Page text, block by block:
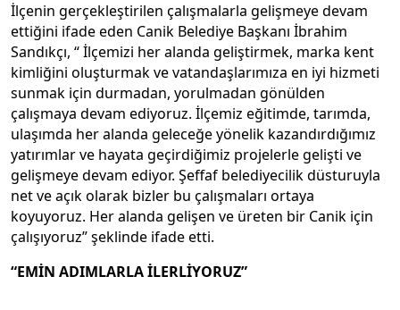
İlçenin gerçekleştirilen çalışmalarla gelişmeye devam
ettiğini ifade eden Canik Belediye Başkanı İbrahim
Sandıkçı, “ İlçemizi her alanda geliştirmek, marka kent
kimliğini oluşturmak ve vatandaşlarımıza en iyi hizmeti
sunmak için durmadan, yorulmadan gönülden
çalışmaya devam ediyoruz. İlçemiz eğitimde, tarımda,
ulaşımda her alanda geleceğe yönelik kazandırdığımız
yatırımlar ve hayata geçirdiğimiz projelerle gelişti ve
gelişmeye devam ediyor. Şeffaf belediyecilik düsturuyla
net ve açık olarak bizler bu çalışmaları ortaya
koyuyoruz. Her alanda gelişen ve üreten bir Canik için
çalışıyoruz” şeklinde ifade etti.
“EMİN ADIMLARLA İLERLİYORUZ”